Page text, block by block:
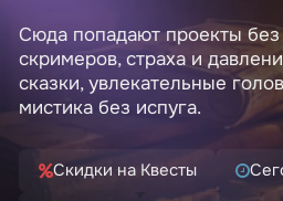
Сюда попадают проекты без
скримеров, страха и
сказки, увлекательные
мистика без испуга.
Скидки на Квесты